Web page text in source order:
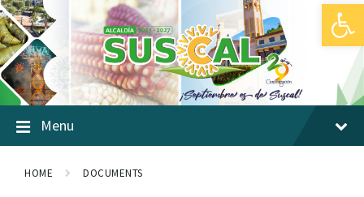
Abrir barra de herramientas
Skip
to
content
Skip
to
main
navigation
Skip
to
footer
Menu
HOME DOCUMENTS